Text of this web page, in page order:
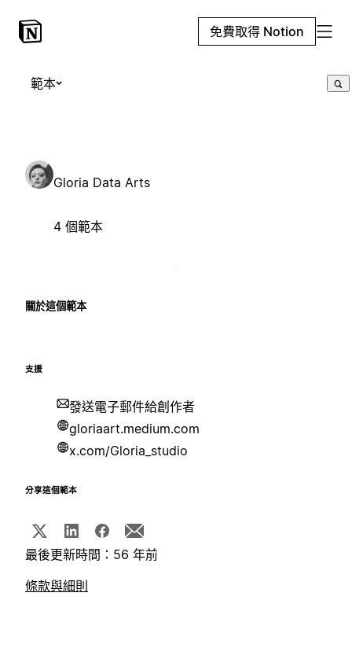
免費取得 Notion
範本
Gloria Data Arts
4 個範本
關於這個範本
支援
發送電子郵件給創作者
gloriaart.medium.com
x.com/Gloria_studio
分享這個範本
最後更新時間：56 年前
條款與細則